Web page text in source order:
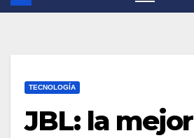
TECNOLOGÍA
JBL: la mejor